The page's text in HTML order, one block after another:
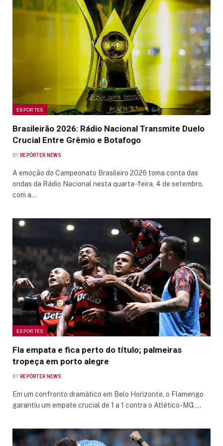
ESPORTES
Brasileirão 2026: Rádio Nacional Transmite Duelo
Crucial Entre Grêmio e Botafogo
BY REPÓRTER NEWS
A emoção do Campeonato Brasileiro 2026 toma conta das
ondas da Rádio Nacional nesta quarta-feira, 4 de setembro,
com a…
ESPORTES
Fla empata e fica perto do título; palmeiras
tropeça em porto alegre
BY REPÓRTER NEWS
Em um confronto dramático em Belo Horizonte, o Flamengo
garantiu um empate crucial de 1 a 1 contra o Atlético-MG,…